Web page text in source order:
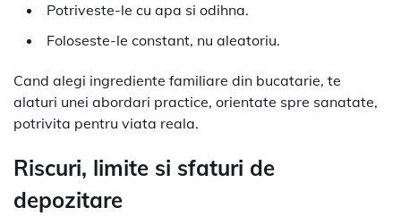
Potriveste-le cu apa si odihna.
Foloseste-le constant, nu aleatoriu.
Cand alegi ingrediente familiare din bucatarie, te
alaturi unei abordari practice, orientate spre sanatate,
potrivita pentru viata reala.
Riscuri, limite si sfaturi de
depozitare